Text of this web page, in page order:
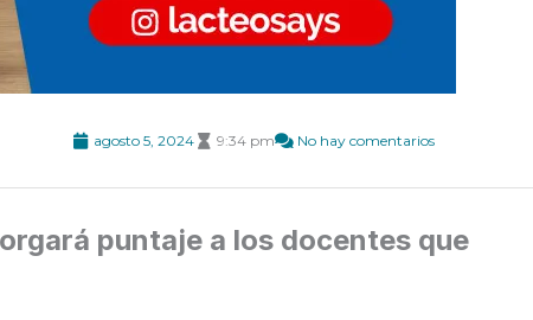
agosto 5, 2024 9:34 pm No hay comentarios
puntaje a los docentes que